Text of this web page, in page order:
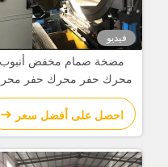
فيديو
مضخة صمام مخفض أنبوب
محرك حفر محرك حفر محرك
تحويل آلة CNC آلة الدوائر
احصل على أفضل سعر